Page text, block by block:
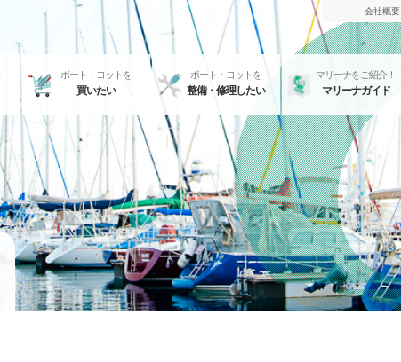
ボート・ヨットを
買いたい
ボート・ヨットを
整備・修理したい
マリーナをご紹介！
マリーナガイド
会社概要